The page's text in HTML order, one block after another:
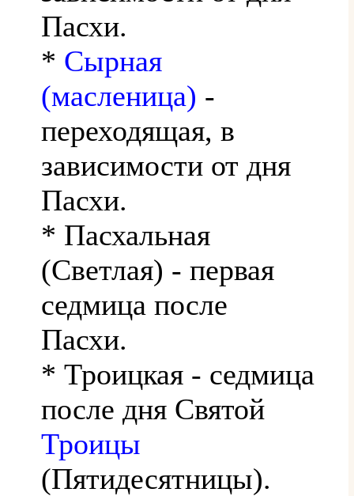
Пасхи.
* Сырная
(масленица) -
переходящая, в
зависимости от дня
Пасхи.
* Пасхальная
(Светлая) - первая
седмица после
Пасхи.
* Троицкая - седмица
после дня Святой
Троицы
(Пятидесятницы).